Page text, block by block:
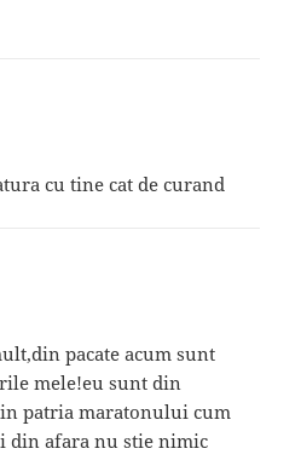
cu tine cat de curand
pacate acum sunt
mele!eu sunt din
patria maratonului cum
din afara nu stie nimic